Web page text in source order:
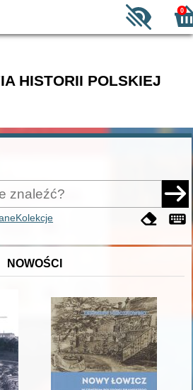
0
HISTORII POLSKIEJ
Kolekcje
NOWOŚCI